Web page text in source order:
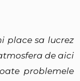
place sa lucrez
de aici
problemele